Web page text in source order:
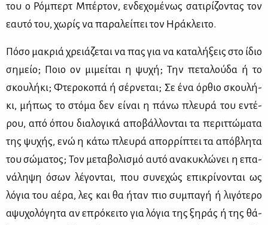
του ο Ρό­μπερτ Μπέρ­τον, εν­δε­χο­μέ­νως σα­τι­ρί­ζο­ντας τον
εαυ­τό του, χω­ρίς να πα­ρα­λεί­πει τον Ηρά­κλει­το.
Πό­σο μα­κριά χρειά­ζε­ται να πας για να κα­τα­λή­ξεις στο ίδιο
ση­μείο; Ποιο ον μι­μεί­ται η ψυ­χή; Την πε­τα­λού­δα ή το
σκου­λή­κι; Φτε­ρο­κο­πά ή σέρ­νε­ται; Σε ένα όρ­θιο σκου­λή­
κι, μή­πως το στό­μα δεν εί­ναι η πά­νω πλευ­ρά του εντέ­
ρου, από όπου δια­λο­γι­κά απο­βάλ­λο­νται τα πε­ριτ­τώ­μα­τα
της ψυ­χής, ενώ η κά­τω πλευ­ρά απορ­ρί­πτει τα από­βλη­τα
του σώ­μα­τος; Τον με­τα­βο­λι­σμό αυ­τό ανα­κυ­κλώ­νει η επα­
νά­λη­ψη όσων λέ­γο­νται, που συ­νε­χώς επι­κρί­νο­νται ως
λό­για του αέ­ρα, λες και θα ήταν πιο συ­μπα­γή ή λι­γό­τε­ρο
αψυ­χο­λό­γη­τα αν επρό­κει­το για λό­για της ξη­ράς ή της θά­